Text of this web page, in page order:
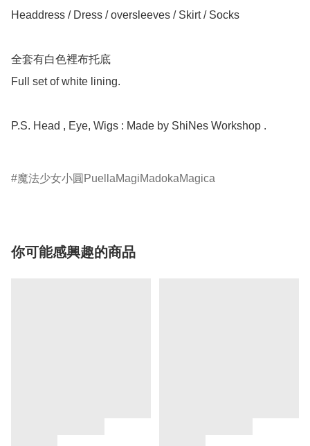
Headdress / Dress / oversleeves / Skirt / Socks
全套有白色裡布托底
Full set of white lining.
P.S. Head , Eye, Wigs : Made by ShiNes Workshop .
魔法少女小圓PuellaMagiMadokaMagica
你可能感興趣的商品